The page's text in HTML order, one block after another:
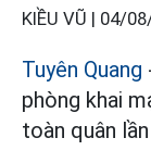
KIỀU VŨ | 04/
Tuyên Quang
phòng khai
toàn quân